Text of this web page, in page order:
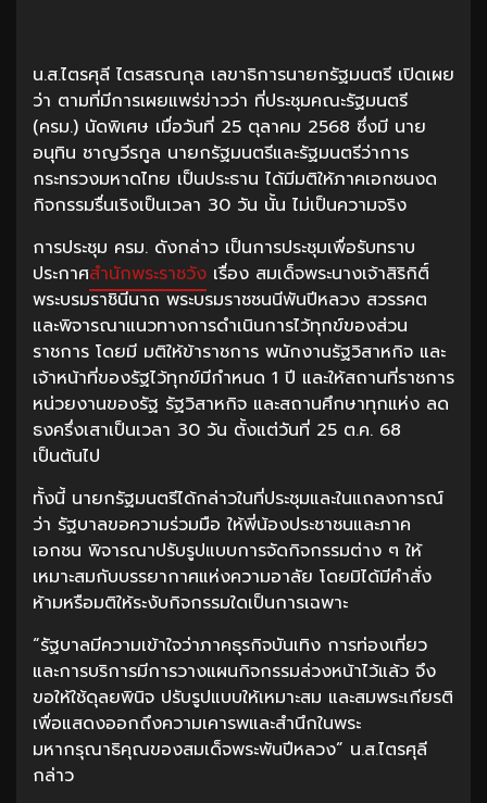
น.ส.ไตรศุลี ไตรสรณกุล เลขาธิการนายกรัฐมนตรี เปิดเผย
ว่า ตามที่มีการเผยแพร่ข่าวว่า ที่ประชุมคณะรัฐมนตรี
(ครม.) นัดพิเศษ เมื่อวันที่ 25 ตุลาคม 2568 ซึ่งมี นาย
อนุทิน ชาญวีรกูล นายกรัฐมนตรีและรัฐมนตรีว่าการ
กระทรวงมหาดไทย เป็นประธาน ได้มีมติให้ภาคเอกชนงด
กิจกรรมรื่นเริงเป็นเวลา 30 วัน นั้น ไม่เป็นความจริง
การประชุม ครม. ดังกล่าว เป็นการประชุมเพื่อรับทราบ
ประกาศสำนักพระราชวัง เรื่อง สมเด็จพระนางเจ้าสิริกิติ์
พระบรมราชินีนาถ พระบรมราชชนนีพันปีหลวง สวรรคต
และพิจารณาแนวทางการดำเนินการไว้ทุกข์ของส่วน
ราชการ โดยมี มติให้ข้าราชการ พนักงานรัฐวิสาหกิจ และ
เจ้าหน้าที่ของรัฐไว้ทุกข์มีกำหนด 1 ปี และให้สถานที่ราชการ
หน่วยงานของรัฐ รัฐวิสาหกิจ และสถานศึกษาทุกแห่ง ลด
ธงครึ่งเสาเป็นเวลา 30 วัน ตั้งแต่วันที่ 25 ต.ค. 68
เป็นต้นไป
ทั้งนี้ นายกรัฐมนตรีได้กล่าวในที่ประชุมและในแถลงการณ์
ว่า รัฐบาลขอความร่วมมือ ให้พี่น้องประชาชนและภาค
เอกชน พิจารณาปรับรูปแบบการจัดกิจกรรมต่าง ๆ ให้
เหมาะสมกับบรรยากาศแห่งความอาลัย โดยมิได้มีคำสั่ง
ห้ามหรือมติให้ระงับกิจกรรมใดเป็นการเฉพาะ
“รัฐบาลมีความเข้าใจว่าภาคธุรกิจบันเทิง การท่องเที่ยว
และการบริการมีการวางแผนกิจกรรมล่วงหน้าไว้แล้ว จึง
ขอให้ใช้ดุลยพินิจ ปรับรูปแบบให้เหมาะสม และสมพระเกียรติ
เพื่อแสดงออกถึงความเคารพและสำนึกในพระ
มหากรุณาธิคุณของสมเด็จพระพันปีหลวง” น.ส.ไตรศุลี
กล่าว